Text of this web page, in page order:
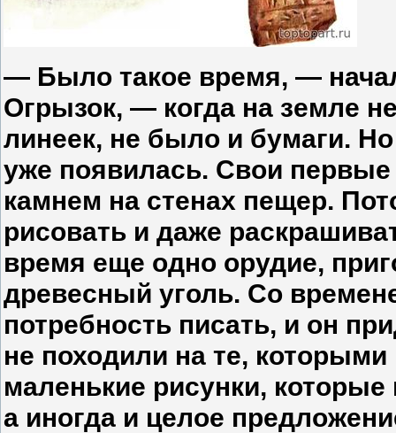
— Было такое время, —
Огрызок, — когда на земле
линеек, не было и бумаги.
уже появилась. Свои
камнем на стенах пещер.
рисовать и даже
время еще одно орудие,
древесный уголь. Со
потребность писать, и он
не походили на те,
маленькие рисунки,
а иногда и целое